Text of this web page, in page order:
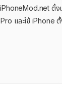
iPhoneMod.net ตั้
และใช้ iPhone